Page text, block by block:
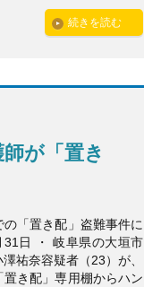
続きを読む
が「置き
「置き配」盗難事件に
日 ・ 岐阜県の大垣市
祐奈容疑者（23）が、
き配」専用棚からハン